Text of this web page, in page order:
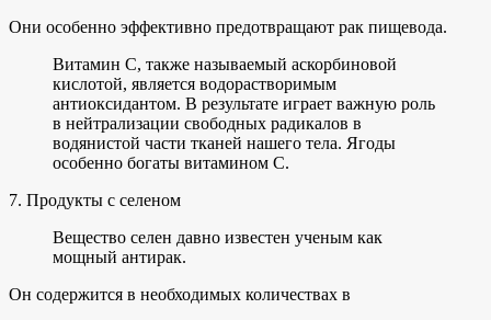
Они особенно эффективно предотвращают рак пищевода.
Витамин С, также называемый аскорбиновой
кислотой, является водорастворимым
антиоксидантом. В результате играет важную роль
в нейтрализации свободных радикалов в
водянистой части тканей нашего тела. Ягоды
особенно богаты витамином С.
7. Продукты с селеном
Вещество селен давно известен ученым как
мощный антирак.
Он содержится в необходимых количествах в